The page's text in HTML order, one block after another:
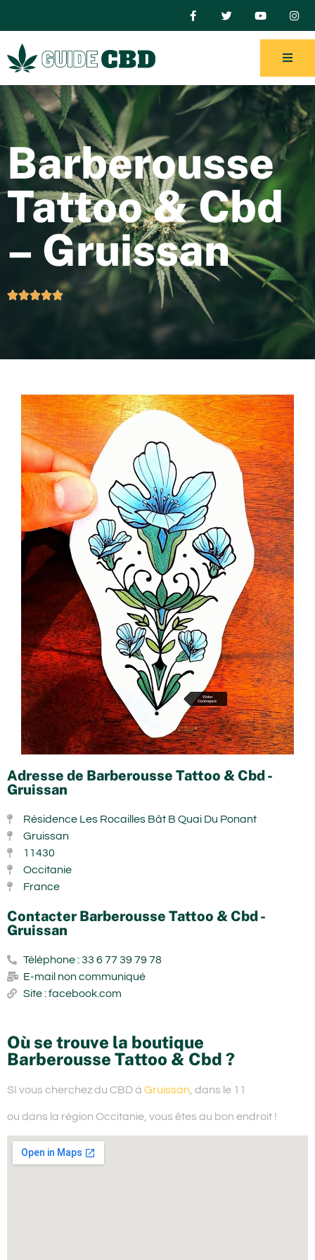
Barberousse
Tattoo & Cbd
– Gruissan

Adresse de Barberousse Tattoo & Cbd -
Gruissan
Résidence Les Rocailles Bât B Quai Du Ponant
Gruissan
11430
Occitanie
France
Contacter Barberousse Tattoo & Cbd -
Gruissan
Téléphone : 33 6 77 39 79 78
E-mail non communiqué
Site : facebook.com
Où se trouve la boutique
Barberousse Tattoo & Cbd ?
SI vous cherchez du CBD à Gruissan , dans le 11
ou dans la région Occitanie, vous êtes au bon endroit !